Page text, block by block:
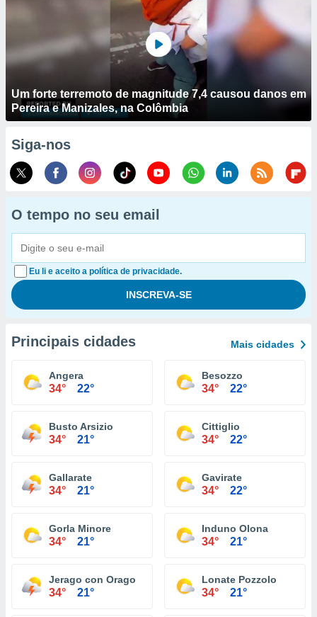
Um forte terremoto de magnitude 7,4 causou danos em
Pereira e Manizales, na Colômbia
Siga-nos
O tempo no seu email
Eu li e aceito a política de privacidade.
Principais cidades Mais cidades
Angera
34° 22°
Besozzo
34° 22°
Busto Arsizio
34° 21°
Cittiglio
34° 22°
Gallarate
34° 21°
Gavirate
34° 22°
Gorla Minore
34° 21°
Induno Olona
34° 21°
Jerago con Orago
34° 21°
Lonate Pozzolo
34° 21°